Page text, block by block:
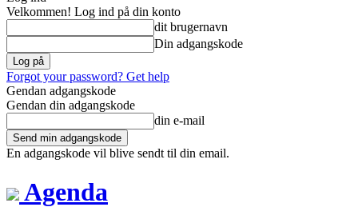
Velkommen! Log ind på din konto
dit brugernavn
Din adgangskode
Forgot your password? Get help
Gendan adgangskode
Gendan din adgangskode
din e-mail
En adgangskode vil blive sendt til din email.
Agenda